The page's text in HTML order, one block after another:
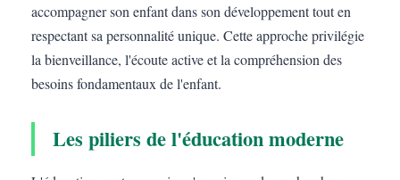
accompagner son enfant dans son développement tout en
respectant sa personnalité unique. Cette approche privilégie
la bienveillance, l'écoute active et la compréhension des
besoins fondamentaux de l'enfant.
Les piliers de l'éducation moderne